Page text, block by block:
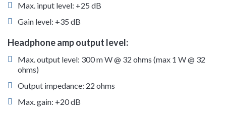
Max. input level: +25 dB
Gain level: +35 dB
Headphone amp output level:
Max. output level: 300 m W @ 32 ohms (max 1 W @ 32
ohms)
Output impedance: 22 ohms
Max. gain: +20 dB